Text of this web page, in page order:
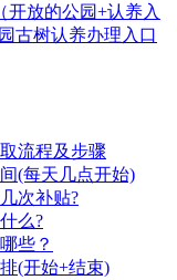
开放的公园+认养入
古树认养办理入口
流程及步骤
(每天几点开始)
次补贴?
么?
些？
(开始+结束)